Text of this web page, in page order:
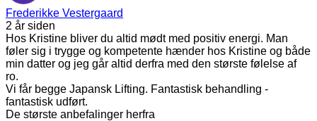
Frederikke Vestergaard
2 år siden
Hos Kristine bliver du altid mødt med positiv energi. Man
føler sig i trygge og kompetente hænder hos Kristine og både
min datter og jeg går altid derfra med den største følelse af
ro.
Vi får begge Japansk Lifting. Fantastisk behandling -
fantastisk udført.
De største anbefalinger herfra